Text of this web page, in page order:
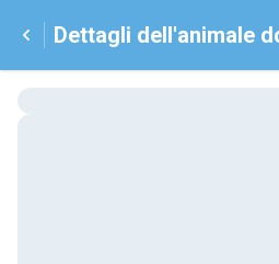
Dettagli dell'animale